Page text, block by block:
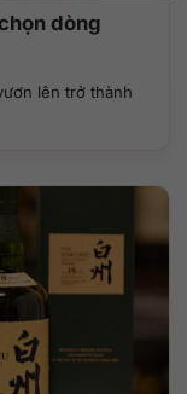
dòng
lên trở thành